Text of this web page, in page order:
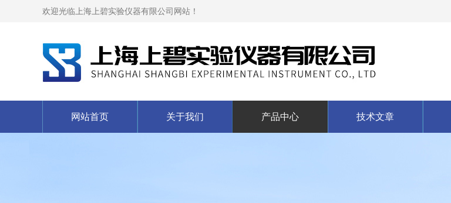
欢迎光临上海上碧实验仪器有限公司网站！
网站首页 关于我们 产品中心 技术文章